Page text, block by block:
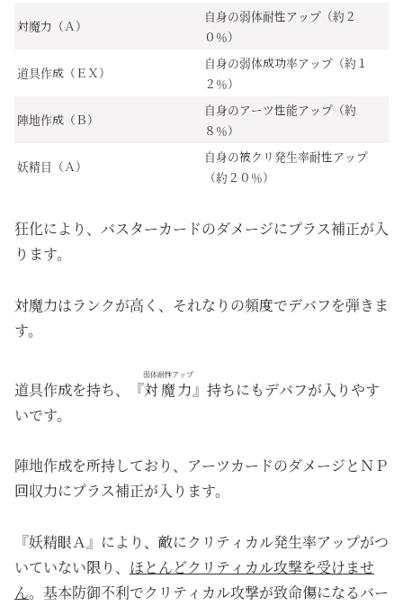
対魔力（Ａ）
自身の弱体耐性アップ（約２
０％）
道具作成（ＥＸ）
自身の弱体成功率アップ（約１
２％）
陣地作成（Ｂ）
自身のアーツ性能アップ（約
８％）
妖精目（Ａ）
自身の被クリ発生率耐性アップ
（約２０％）
狂化により、バスターカードのダメージにプラス補正が入
ります。
対魔力はランクが高く、それなりの頻度でデバフを弾きま
す。
道具作成を持ち、『対魔力
弱体耐性アップ
』持ちにもデバフが入りやす
いです。
陣地作成を所持しており、アーツカードのダメージとＮＰ
回収力にプラス補正が入ります。
『妖精眼Ａ』により、敵にクリティカル発生率アップがつ
いていない限り、 ほとんどクリティカル攻撃を受けませ
ん。基本防御不利でクリティカル攻撃が致命傷になるバー